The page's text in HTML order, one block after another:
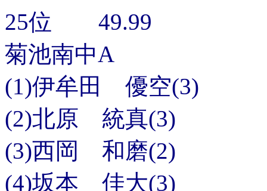
25位 49.99
菊池南中A
(1)伊牟田 優空(3)
(2)北原 統真(3)
(3)西岡 和磨(2)
(4)坂本 佳大(3)